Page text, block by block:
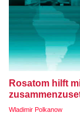
Rosatom hilft
Wladimir Polkanow